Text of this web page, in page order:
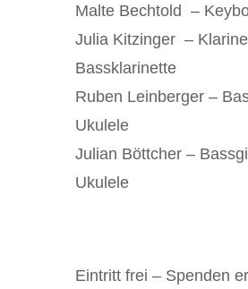
Malte Bechtold –
Julia Kitzinger –
Bassklarinette
Ruben Leinberger –
Ukulele
Julian Böttcher –
Ukulele
Eintritt frei – Spenden